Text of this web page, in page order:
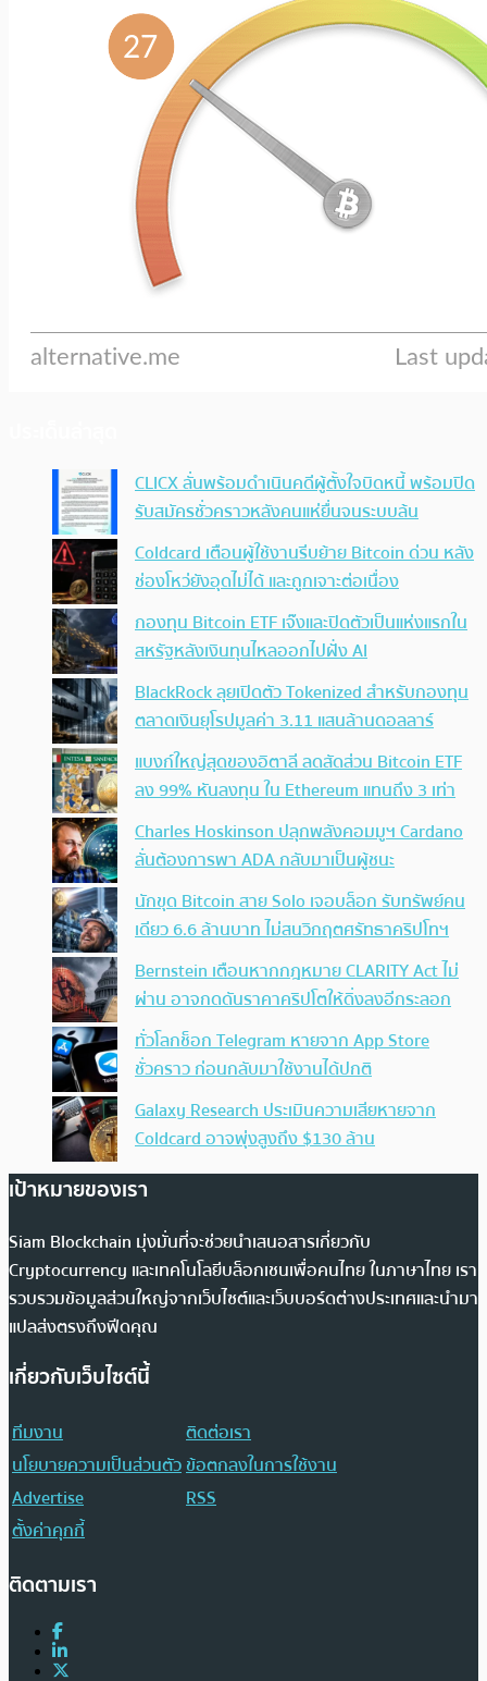
CLICX ลั่นพร้อมดำเนินคดีผู้ตั้งใจบิดหนี้ พร้อมปิด
รับสมัครชั่วคราวหลังคนแห่ยื่นจนระบบล้น
Coldcard เตือนผู้ใช้งานรีบย้าย Bitcoin ด่วน หลัง
ช่องโหว่ยังอุดไม่ได้ และถูกเจาะต่อเนื่อง
กองทุน Bitcoin ETF เจ๊งและปิดตัวเป็นแห่งแรกใน
สหรัฐหลังเงินทุนไหลออกไปฝั่ง AI
BlackRock ลุยเปิดตัว Tokenized สำหรับกองทุน
ตลาดเงินยุโรปมูลค่า 3.11 แสนล้านดอลลาร์
แบงก์ใหญ่สุดของอิตาลี ลดสัดส่วน Bitcoin ETF
ลง 99% หันลงทุน ใน Ethereum แทนถึง 3 เท่า
Charles Hoskinson ปลุกพลังคอมมูฯ Cardano
ลั่นต้องการพา ADA กลับมาเป็นผู้ชนะ
นักขุด Bitcoin สาย Solo เจอบล็อก รับทรัพย์คน
เดียว 6.6 ล้านบาท ไม่สนวิกฤตศรัทธาคริปโทฯ
Bernstein เตือนหากกฎหมาย CLARITY Act ไม่
ผ่าน อาจกดดันราคาคริปโตให้ดิ่งลงอีกระลอก
ทั่วโลกช็อก Telegram หายจาก App Store
ชั่วคราว ก่อนกลับมาใช้งานได้ปกติ
Galaxy Research ประเมินความเสียหายจาก
Coldcard อาจพุ่งสูงถึง $130 ล้าน
เป้าหมายของเรา
Siam Blockchain มุ่งมั่นที่จะช่วยนำเสนอสารเกี่ยวกับ
Cryptocurrency และเทคโนโลยีบล็อกเชนเพื่อคนไทย ในภาษาไทย เรา
รวบรวมข้อมูลส่วนใหญ่จากเว็บไซต์และเว็บบอร์ดต่างประเทศและนำมา
แปลส่งตรงถึงฟีดคุณ
เกี่ยวกับเว็บไซต์นี้
ทีมงาน
ติดต่อเรา
นโยบายความเป็นส่วนตัวข้อตกลงในการใช้งาน
Advertise
RSS
ตั้งค่าคุกกี้
ติดตามเรา